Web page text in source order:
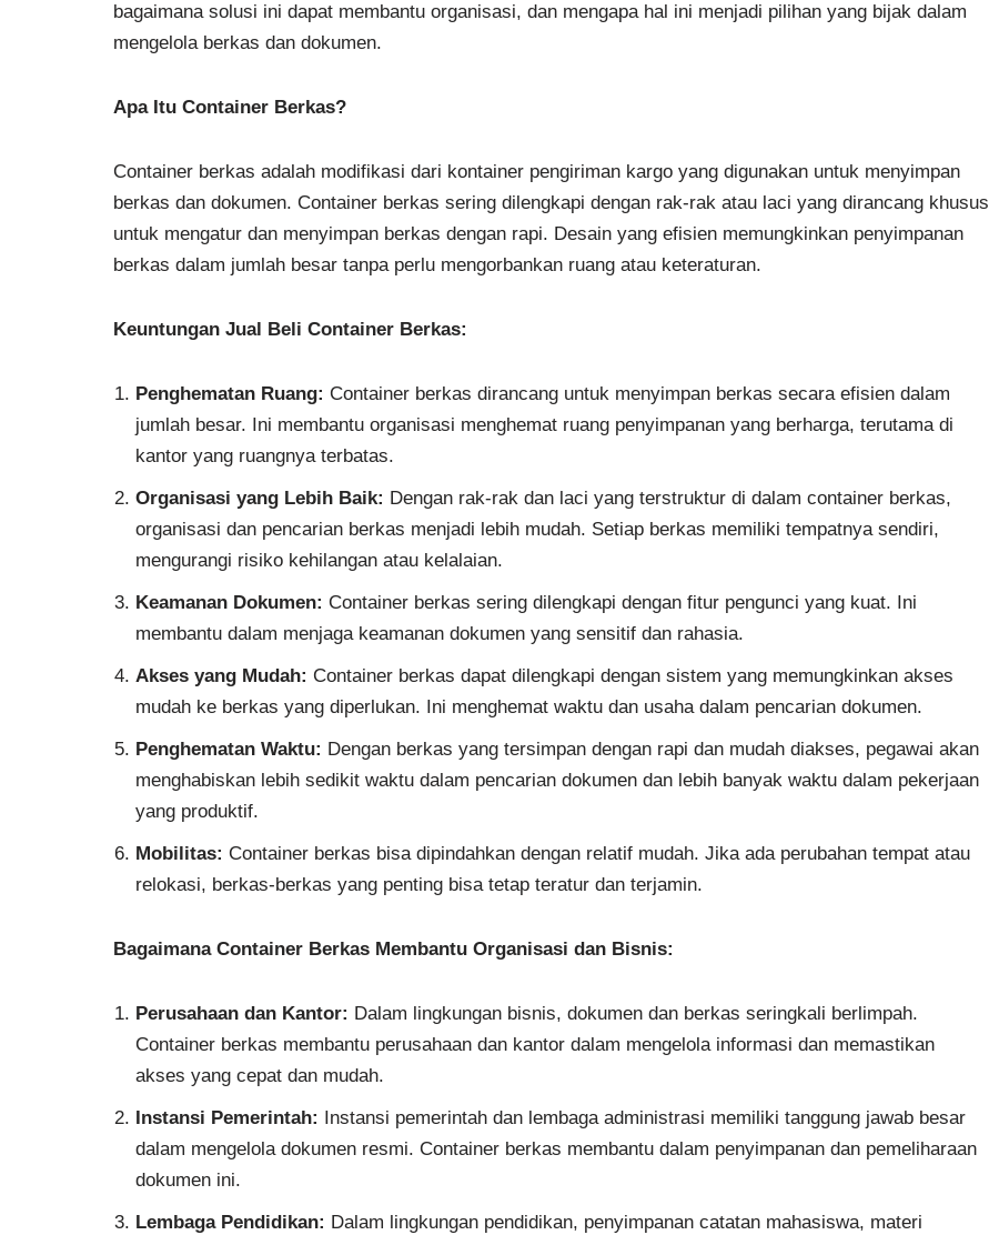
bagaimana solusi ini dapat membantu organisasi, dan mengapa hal ini menjadi pilihan yang bijak dalam
mengelola berkas dan dokumen.
Apa Itu Container Berkas?
Container berkas adalah modifikasi dari kontainer pengiriman kargo yang digunakan untuk menyimpan
berkas dan dokumen. Container berkas sering dilengkapi dengan rak-rak atau laci yang dirancang khusus
untuk mengatur dan menyimpan berkas dengan rapi. Desain yang efisien memungkinkan penyimpanan
berkas dalam jumlah besar tanpa perlu mengorbankan ruang atau keteraturan.
Keuntungan Jual Beli Container Berkas:
Penghematan Ruang: Container berkas dirancang untuk menyimpan berkas secara efisien dalam
jumlah besar. Ini membantu organisasi menghemat ruang penyimpanan yang berharga, terutama di
kantor yang ruangnya terbatas.
Organisasi yang Lebih Baik: Dengan rak-rak dan laci yang terstruktur di dalam container berkas,
organisasi dan pencarian berkas menjadi lebih mudah. Setiap berkas memiliki tempatnya sendiri,
mengurangi risiko kehilangan atau kelalaian.
Keamanan Dokumen: Container berkas sering dilengkapi dengan fitur pengunci yang kuat. Ini
membantu dalam menjaga keamanan dokumen yang sensitif dan rahasia.
Akses yang Mudah: Container berkas dapat dilengkapi dengan sistem yang memungkinkan akses
mudah ke berkas yang diperlukan. Ini menghemat waktu dan usaha dalam pencarian dokumen.
Penghematan Waktu: Dengan berkas yang tersimpan dengan rapi dan mudah diakses, pegawai akan
menghabiskan lebih sedikit waktu dalam pencarian dokumen dan lebih banyak waktu dalam pekerjaan
yang produktif.
Mobilitas: Container berkas bisa dipindahkan dengan relatif mudah. Jika ada perubahan tempat atau
relokasi, berkas-berkas yang penting bisa tetap teratur dan terjamin.
Bagaimana Container Berkas Membantu Organisasi dan Bisnis:
Perusahaan dan Kantor: Dalam lingkungan bisnis, dokumen dan berkas seringkali berlimpah.
Container berkas membantu perusahaan dan kantor dalam mengelola informasi dan memastikan
akses yang cepat dan mudah.
Instansi Pemerintah: Instansi pemerintah dan lembaga administrasi memiliki tanggung jawab besar
dalam mengelola dokumen resmi. Container berkas membantu dalam penyimpanan dan pemeliharaan
dokumen ini.
Lembaga Pendidikan: Dalam lingkungan pendidikan, penyimpanan catatan mahasiswa, materi